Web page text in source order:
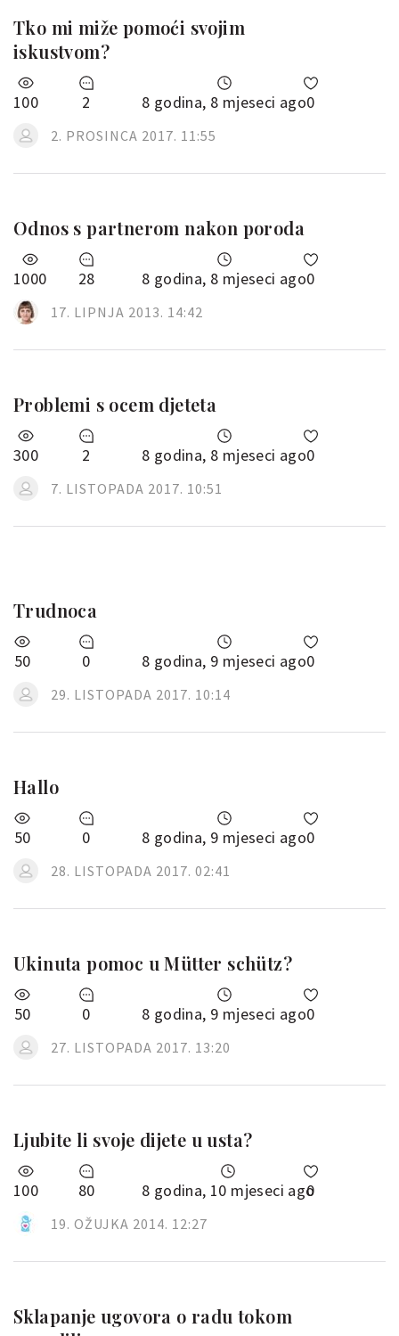
Tko mi miže pomoći svojim
iskustvom?
100 2 8 godina, 8 mjeseci ago0
2. PROSINCA 2017. 11:55
Odnos s partnerom nakon poroda
1000 28 8 godina, 8 mjeseci ago0
17. LIPNJA 2013. 14:42
Problemi s ocem djeteta
300 2 8 godina, 8 mjeseci ago0
7. LISTOPADA 2017. 10:51
Trudnoca
50 0 8 godina, 9 mjeseci ago0
29. LISTOPADA 2017. 10:14
Hallo
50 0 8 godina, 9 mjeseci ago0
28. LISTOPADA 2017. 02:41
Ukinuta pomoc u Mütter schütz?
50 0 8 godina, 9 mjeseci ago0
27. LISTOPADA 2017. 13:20
Ljubite li svoje dijete u usta?
100 80 8 godina, 10 mjeseci ago
0
19. OŽUJKA 2014. 12:27
Sklapanje ugovora o radu tokom